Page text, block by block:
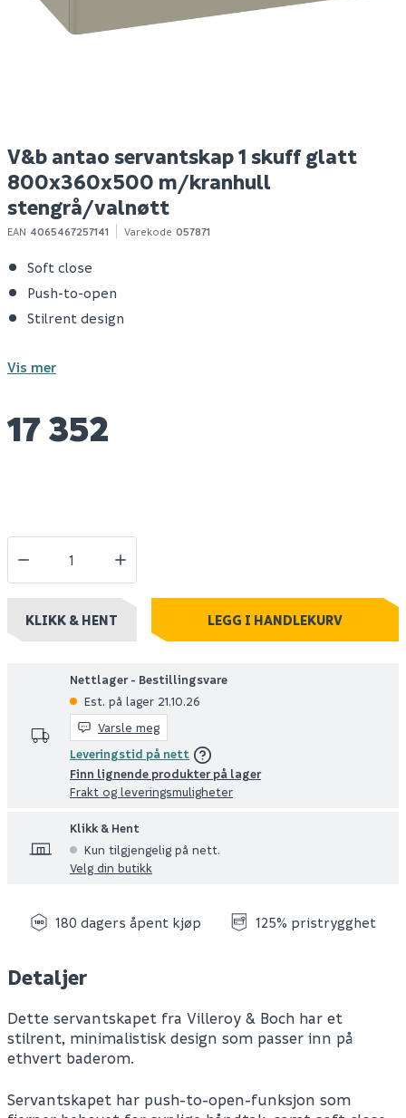
100+ stk
Klikk & Hent
V&b antao servantskap 1 skuff glatt
800x360x500 m/kranhull
stengrå/valnøtt
EAN 4065467257141 Varekode 057871
Soft close
Push-to-open
Stilrent design
Vis mer
17 352
KLIKK & HENT LEGG I HANDLEKURV
Nettlager - Bestillingsvare
Est. på lager 21.10.26
Varsle meg
Leveringstid på nett
Finn lignende produkter på lager
Frakt og leveringsmuligheter
Klikk & Hent
Kun tilgjengelig på nett.
Velg din butikk
180 dagers åpent kjøp 125% pristrygghet
Detaljer
Dette servantskapet fra Villeroy & Boch har et
stilrent, minimalistisk design som passer inn på
ethvert baderom.
Servantskapet har push-to-open-funksjon som